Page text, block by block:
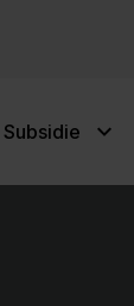
Subsidie